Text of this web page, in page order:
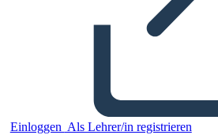
Einloggen Als Lehrer/in registrieren
Della Trama di tre
Pellegrini